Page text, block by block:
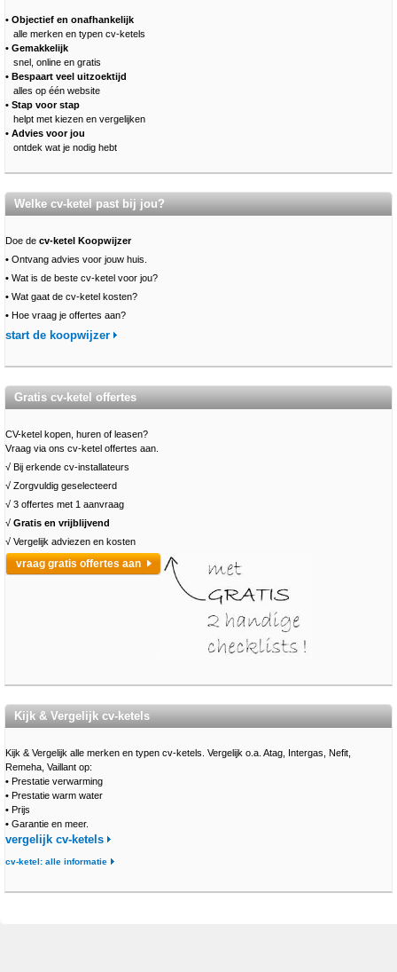
• Objectief en onafhankelijk
alle merken en typen cv-ketels
• Gemakkelijk
snel, online en gratis
• Bespaart veel uitzoektijd
alles op één website
• Stap voor stap
helpt met kiezen en vergelijken
• Advies voor jou
ontdek wat je nodig hebt
Welke cv-ketel past bij jou?
Doe de cv-ketel Koopwijzer
• Ontvang advies voor jouw huis.
• Wat is de beste cv-ketel voor jou?
• Wat gaat de cv-ketel kosten?
• Hoe vraag je offertes aan?
start de koopwijzer
Gratis cv-ketel offertes
CV-ketel kopen, huren of leasen?
Vraag via ons cv-ketel offertes aan.
√ Bij erkende cv-installateurs
√ Zorgvuldig geselecteerd
√ 3 offertes met 1 aanvraag
√ Gratis en vrijblijvend
√ Vergelijk adviezen en kosten
vraag gratis offertes aan
Kijk & Vergelijk cv-ketels
Kijk & Vergelijk alle merken en typen cv-ketels. Vergelijk o.a. Atag, Intergas, Nefit,
Remeha, Vaillant op:
• Prestatie verwarming
• Prestatie warm water
• Prijs
• Garantie en meer.
vergelijk cv-ketels
cv-ketel: alle informatie